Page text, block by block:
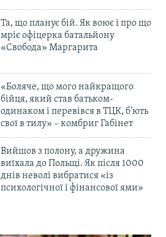
Та, що планує бій. Як воює і про що
мріє офіцерка батальйону
«Свобода» Маргарита
«Боляче, що мого найкращого
бійця, який став батьком-
одинаком і перевівся в ТЦК, б’ють
свої в тилу» – комбриг Габінет
Вийшов з полону, а дружина
виїхала до Польщі. Як після 1000
днів неволі вибратися «із
психологічної і фінансової ями»